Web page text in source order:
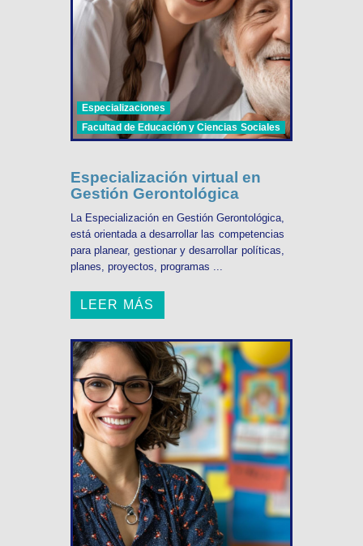
Especializaciones
Facultad de Educación y Ciencias Sociales
Especialización virtual en
Gestión Gerontológica
La Especialización en Gestión Gerontológica,
está orientada a desarrollar las competencias
para planear, gestionar y desarrollar políticas,
planes, proyectos, programas ...
LEER MÁS